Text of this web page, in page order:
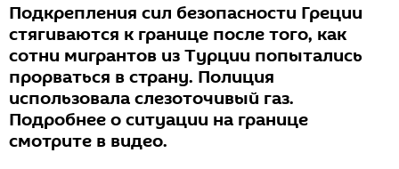
Подкрепления сил безопасности Греции
стягиваются к границе после того, как
сотни мигрантов из Турции попытались
прорваться в страну. Полиция
использовала слезоточивый газ.
Подробнее о ситуации на границе
смотрите в видео.